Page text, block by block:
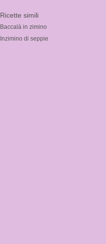
Ricette simili
Baccalà in zimino
Inzimino di seppie